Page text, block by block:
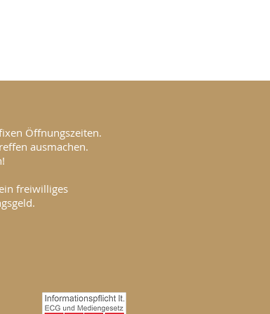
Öffnungszeiten.
ausmachen.
freiwilliges